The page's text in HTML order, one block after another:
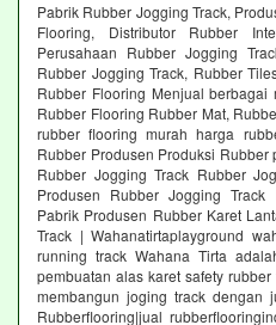
Pabrik Rubber Jogging Track,
Flooring, Distributor Rubber
Perusahaan Rubber Jogging
Rubber Jogging Track, Rubber
Rubber Flooring Menjual
Rubber Flooring Rubber Mat,
rubber flooring murah harga
Rubber Produsen Produksi Rubber
Rubber Jogging Track Rubber
Produsen Rubber Jogging
Pabrik Produsen Rubber Karet
Track | Wahanatirtaplayground
running track Wahana Tirta
pembuatan alas karet safety
membangun joging track dengan
Rubberflooring|jual